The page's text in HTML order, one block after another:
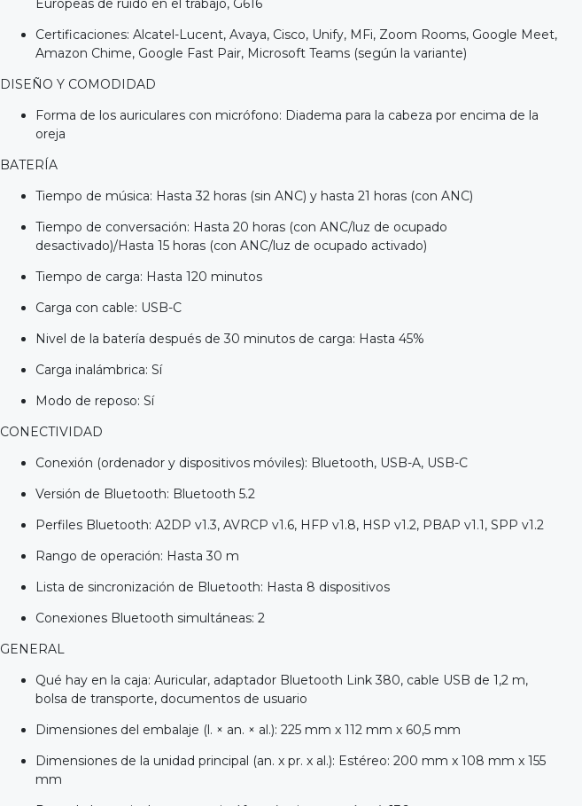
Europeas de ruido en el trabajo, G616
Certificaciones: Alcatel-Lucent, Avaya, Cisco, Unify, MFi, Zoom Rooms, Google Meet,
Amazon Chime, Google Fast Pair, Microsoft Teams (según la variante)
DISEÑO Y COMODIDAD
Forma de los auriculares con micrófono: Diadema para la cabeza por encima de la
oreja
BATERÍA
Tiempo de música: Hasta 32 horas (sin ANC) y hasta 21 horas (con ANC)
Tiempo de conversación: Hasta 20 horas (con ANC/luz de ocupado
desactivado)/Hasta 15 horas (con ANC/luz de ocupado activado)
Tiempo de carga: Hasta 120 minutos
Carga con cable: USB-C
Nivel de la batería después de 30 minutos de carga: Hasta 45%
Carga inalámbrica: Sí
Modo de reposo: Sí
CONECTIVIDAD
Conexión (ordenador y dispositivos móviles): Bluetooth, USB-A, USB-C
Versión de Bluetooth: Bluetooth 5.2
Perfiles Bluetooth: A2DP v1.3, AVRCP v1.6, HFP v1.8, HSP v1.2, PBAP v1.1, SPP v1.2
Rango de operación: Hasta 30 m
Lista de sincronización de Bluetooth: Hasta 8 dispositivos
Conexiones Bluetooth simultáneas: 2
GENERAL
Qué hay en la caja: Auricular, adaptador Bluetooth Link 380, cable USB de 1,2 m,
bolsa de transporte, documentos de usuario
Dimensiones del embalaje (l. × an. × al.): 225 mm x 112 mm x 60,5 mm
Dimensiones de la unidad principal (an. x pr. x al.): Estéreo: 200 mm x 108 mm x 155
mm